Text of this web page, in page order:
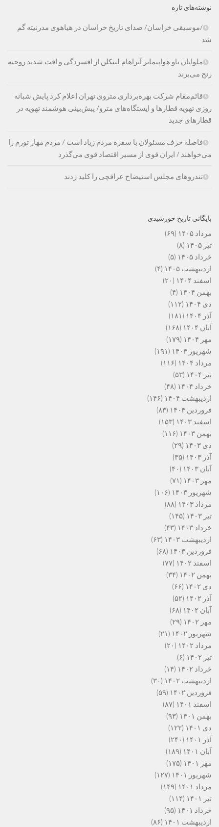
نوشته‌های تازه
/موسیقی خراسان/ صدای تاریخ خراسان در هیاهوی مدرنیته گم
شد
ملوانان ناو هواپیمابر آبراهام لینکلن از افسردگی و افت شدید روحیه
رنج می‌برند
قائم‌مقام شرکت بهره‌برداری متروی تهران اعلام کرد پایش شبانه
روزی تهویه قطارها و ایستگاه‌های مترو/ پیش‌بینی هوشمند تهویه در
قطارهای جدید
فاصله حرف مسئولان با سفره مردم زیاد است / مردم مهار تورم را
می‌خواهند / ایران قوی از مسیر اقتصاد قوی می‌گذرد
تندروهای مجلس استیضاح عراقچی را کلید زدند
بایگانی تاریخ خورشیدی
مرداد ۱۴۰۵
(۶۹)
تیر ۱۴۰۵
(۸)
خرداد ۱۴۰۵
(۵)
اردیبهشت ۱۴۰۵
(۴)
اسفند ۱۴۰۴
(۲۰)
بهمن ۱۴۰۴
(۴)
دی ۱۴۰۴
(۱۱۲)
آذر ۱۴۰۴
(۱۸۱)
آبان ۱۴۰۴
(۱۶۸)
مهر ۱۴۰۴
(۱۷۹)
شهریور ۱۴۰۴
(۱۹۱)
مرداد ۱۴۰۴
(۱۱۶)
تیر ۱۴۰۴
(۵۳)
خرداد ۱۴۰۴
(۴۸)
اردیبهشت ۱۴۰۴
(۱۴۶)
فروردین ۱۴۰۴
(۸۳)
اسفند ۱۴۰۳
(۱۵۳)
بهمن ۱۴۰۳
(۱۱۶)
دی ۱۴۰۳
(۲۹)
آذر ۱۴۰۳
(۳۵)
آبان ۱۴۰۳
(۴۰)
مهر ۱۴۰۳
(۷۱)
شهریور ۱۴۰۳
(۱۰۶)
مرداد ۱۴۰۳
(۸۸)
تیر ۱۴۰۳
(۱۴۵)
خرداد ۱۴۰۳
(۴۳)
اردیبهشت ۱۴۰۳
(۶۳)
فروردین ۱۴۰۳
(۶۸)
اسفند ۱۴۰۲
(۷۷)
بهمن ۱۴۰۲
(۳۴)
دی ۱۴۰۲
(۶۶)
آذر ۱۴۰۲
(۵۲)
آبان ۱۴۰۲
(۶۸)
مهر ۱۴۰۲
(۲۹)
شهریور ۱۴۰۲
(۲۱)
مرداد ۱۴۰۲
(۲۰)
تیر ۱۴۰۲
(۶)
خرداد ۱۴۰۲
(۱۴)
اردیبهشت ۱۴۰۲
(۳۰)
فروردین ۱۴۰۲
(۵۹)
اسفند ۱۴۰۱
(۸۷)
بهمن ۱۴۰۱
(۹۳)
دی ۱۴۰۱
(۱۲۲)
آذر ۱۴۰۱
(۲۴۰)
آبان ۱۴۰۱
(۱۸۹)
مهر ۱۴۰۱
(۱۷۵)
شهریور ۱۴۰۱
(۱۲۷)
مرداد ۱۴۰۱
(۱۴۹)
تیر ۱۴۰۱
(۱۱۴)
خرداد ۱۴۰۱
(۹۵)
اردیبهشت ۱۴۰۱
(۸۶)